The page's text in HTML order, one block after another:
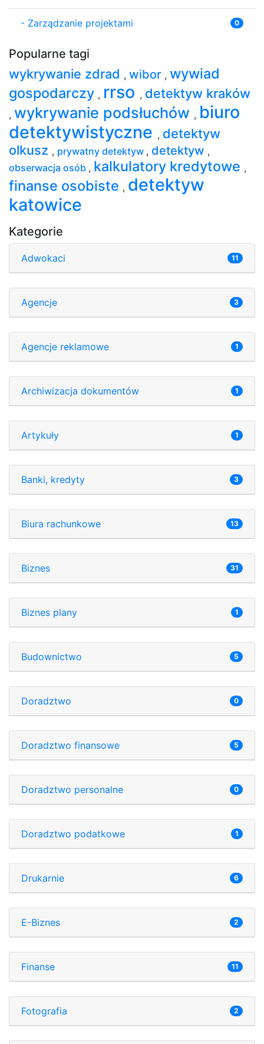
- Zarządzanie projektami 0
Popularne tagi
wykrywanie zdrad , wibor , wywiad
gospodarczy , rrso , detektyw kraków
, wykrywanie podsłuchów , biuro
detektywistyczne , detektyw
olkusz , prywatny detektyw , detektyw ,
obserwacja osób , kalkulatory kredytowe ,
finanse osobiste , detektyw
katowice
Kategorie
Adwokaci 11
Agencje 3
Agencje reklamowe 1
Archiwizacja dokumentów 1
Artykuły 1
Banki, kredyty 3
Biura rachunkowe 13
Biznes 31
Biznes plany 1
Budownictwo 5
Doradztwo 0
Doradztwo finansowe 5
Doradztwo personalne 0
Doradztwo podatkowe 1
Drukarnie 6
E-Biznes 2
Finanse 11
Fotografia 2